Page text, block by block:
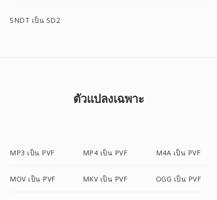
SNDT เป็น SD2
ตัวแปลงเฉพาะ
MP3 เป็น PVF MP4 เป็น PVF M4A เป็น PVF
MOV เป็น PVF MKV เป็น PVF OGG เป็น PVF